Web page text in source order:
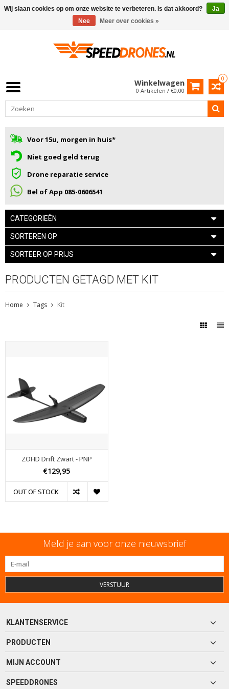
0
Winkelwagen
0 Artikelen / €0,00
Voor 15u, morgen in huis*
Niet goed geld terug
Drone reparatie service
Bel of App 085-0606541
CATEGORIEËN
SORTEREN OP
SORTEER OP PRIJS
PRODUCTEN GETAGD MET KIT
Home Tags Kit
ZOHD Drift Zwart - PNP
€129,95
OUT OF STOCK
Meld je aan voor onze nieuwsbrief
VERSTUUR
KLANTENSERVICE
PRODUCTEN
MIJN ACCOUNT
SPEEDDRONES
Wij slaan cookies op om onze website te verbeteren. Is dat akkoord?
Ja
Nee
Meer over cookies »